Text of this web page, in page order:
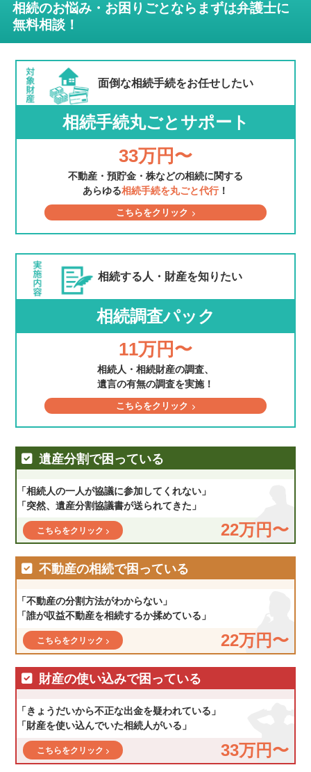
相続のお悩み・お困りごとならまずは弁護士に
無料相談！
面倒な相続手続をお任せしたい
相続手続丸ごとサポート
33万円〜
不動産・預貯金・株などの相続に関する
あらゆる相続手続を丸ごと代行！
こちらをクリック
相続する人・財産を知りたい
相続調査パック
11万円〜
相続人・相続財産の調査、
遺言の有無の調査を実施！
こちらをクリック
遺産分割で困っている
「相続人の一人が協議に参加してくれない」
「突然、遺産分割協議書が送られてきた」
22万円〜
こちらをクリック
不動産の相続で困っている
「不動産の分割方法がわからない」
「誰が収益不動産を相続するか揉めている」
22万円〜
こちらをクリック
財産の使い込みで困っている
「きょうだいから不正な出金を疑われている」
「財産を使い込んでいた相続人がいる」
33万円〜
こちらをクリック